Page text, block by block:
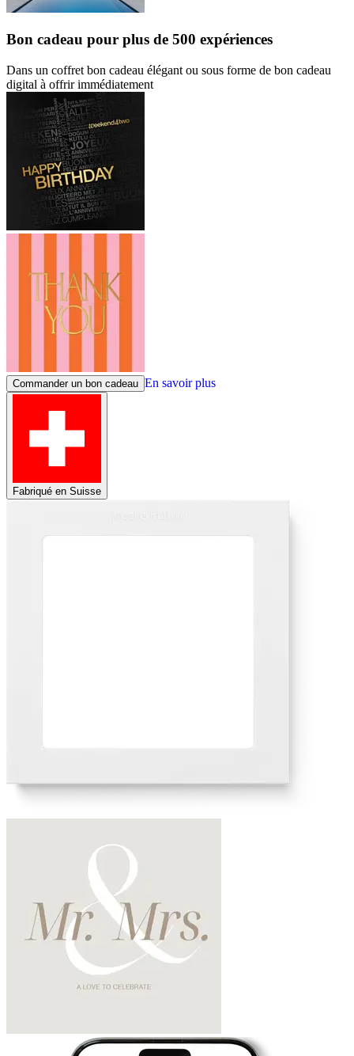
Bon cadeau pour plus de 500 expériences
Dans un coffret bon cadeau élégant ou sous forme de bon cadeau
digital à offrir immédiatement
Commander un bon cadeau En savoir plus
Fabriqué en Suisse